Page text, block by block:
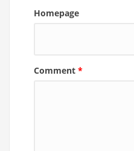
Homepage
Comment *